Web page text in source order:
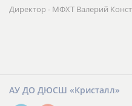
Директор - МФХТ Валерий
АУ ДО ДЮСШ «Кристалл»